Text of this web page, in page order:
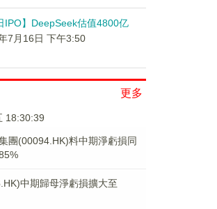
IPO】DeepSeek估值4800亿
7月16日 下午3:50
更多
18:30:40
團(00094.HK)料中期淨虧損同
中期歸母淨虧損擴大至